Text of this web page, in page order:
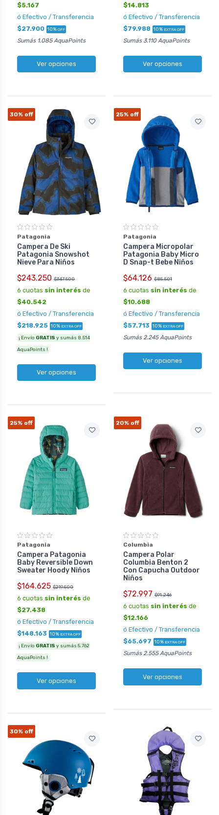
$5.167
ó Efectivo / Transferencia
$27.900 10% OFF
Sumás 1.085 AquaPoints
Ver opciones
$14.813
ó Efectivo / Transferencia
$79.988 10% EXTRA OFF
Sumás 3.110 AquaPoints
Ver opciones
30% off
Patagonia
Campera De Ski
Patagonia Snowshot
Nieve Para Niños
$243.250 $347.500
6 cuotas sin interés de
$40.542
ó Efectivo / Transferencia
$218.925 10% EXTRA OFF
¡ Envío GRATIS y sumás 8.514
AquaPoints !
Ver opciones
25% off
Patagonia
Campera Micropolar
Patagonia Baby Micro
D Snap-t Bebe Niños
$64.126 $85.501
6 cuotas sin interés de
$10.688
ó Efectivo / Transferencia
$57.713 10% EXTRA OFF
Sumás 2.245 AquaPoints
Ver opciones
25% off
Patagonia
Campera Patagonia
Baby Reversible Down
Sweater Hoody Niños
$164.625 $219.500
6 cuotas sin interés de
$27.438
ó Efectivo / Transferencia
$148.163 10% EXTRA OFF
¡ Envío GRATIS y sumás 5.762
AquaPoints !
Ver opciones
20% off
Columbia
Campera Polar
Columbia Benton 2
Con Capucha Outdoor
Niños
$72.997 $91.246
6 cuotas sin interés de
$12.166
ó Efectivo / Transferencia
$65.697 10% EXTRA OFF
Sumás 2.555 AquaPoints
Ver opciones
30% off